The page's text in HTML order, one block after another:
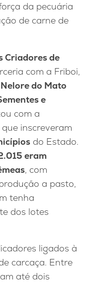
da pecuária
de carne de
Criadores de
com a Friboi,
do Mato
e
com a
que inscreveram
do Estado.
eram
, com
a pasto,
tenha
dos lotes
ligados à
carcaça. Entre
até dois